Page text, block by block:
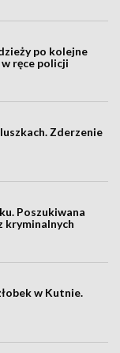
po kolejne
ręce policji
Zderzenie
Poszukiwana
kryminalnych
w Kutnie.